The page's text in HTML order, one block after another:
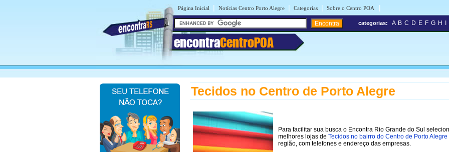
Página Inicial | Notícias Centro Porto Alegre | Categorias | Sobre o Centro POA |
encontraCentroPOA
categorias: A B C D E F G H
Tecidos no Centro de Porto Alegre
Para facilitar sua busca o Encontra Rio Grande do Sul
melhores lojas de Tecidos no bairro do Centro de Porto Alegre
região, com telefones e endereço das empresas.